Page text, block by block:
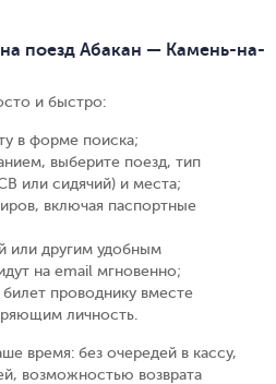
поезд Абакан — Камень-на-
и быстро:
в форме поиска;
выберите поезд, тип
или сидячий) и места;
включая паспортные
или другим удобным
на email мгновенно;
проводнику вместе
личность.
время: без очередей в кассу,
возможностью возврата